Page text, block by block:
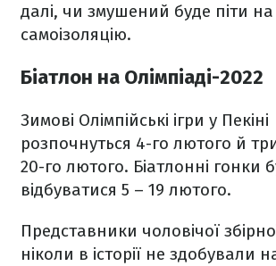
далі, чи змушений буде піти на
самоізоляцію.
Біатлон на Олімпіаді-2022
Зимові Олімпійські ігри у Пекіні
розпочнуться 4-го лютого й
20-го лютого. Біатлонні гонки
відбуватися 5 – 19 лютого.
Представники чоловічої
ніколи в історії не здобували